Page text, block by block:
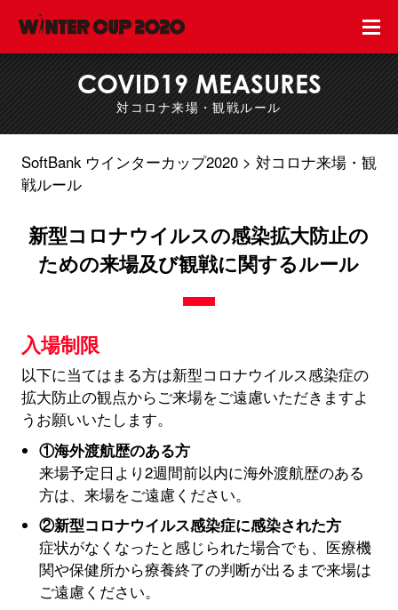
COVID19 MEASURES
対コロナ来場・観戦ルール
SoftBank ウインターカップ2020
対コロナ来場・観
戦ルール
新型コロナウイルスの感染拡大防止の
ための来場及び観戦に関するルール
入場制限
以下に当てはまる方は新型コロナウイルス感染症の
拡大防止の観点からご来場をご遠慮いただきますよ
うお願いいたします。
①海外渡航歴のある方
来場予定日より2週間前以内に海外渡航歴のある
方は、来場をご遠慮ください。
②新型コロナウイルス感染症に感染された方
症状がなくなったと感じられた場合でも、医療機
関や保健所から療養終了の判断が出るまで来場は
ご遠慮ください。